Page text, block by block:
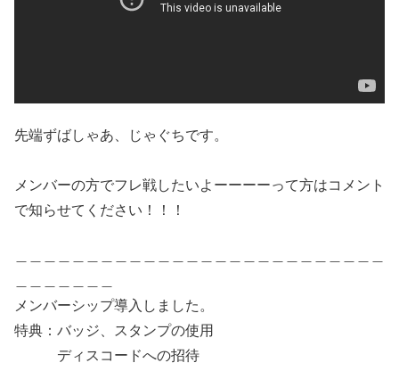
先端ずばしゃあ、じゃぐちです。
メンバーの方でフレ戦したいよーーーーって方はコメント
で知らせてください！！！
メンバーシップ導入しました。
特典：バッジ、スタンプの使用
ディスコードへの招待